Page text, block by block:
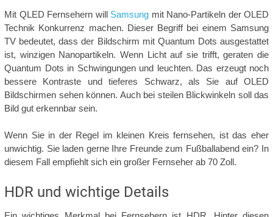
Mit QLED Fernsehern will Samsung mit Nano-Partikeln der OLED
Technik Konkurrenz machen. Dieser Begriff bei einem Samsung
TV bedeutet, dass der Bildschirm mit Quantum Dots ausgestattet
ist, winzigen Nanopartikeln. Wenn Licht auf sie trifft, geraten die
Quantum Dots in Schwingungen und leuchten. Das erzeugt noch
bessere Kontraste und tieferes Schwarz, als Sie auf OLED
Bildschirmen sehen können. Auch bei steilen Blickwinkeln soll das
Bild gut erkennbar sein.
Wenn Sie in der Regel im kleinen Kreis fernsehen, ist das eher
unwichtig. Sie laden gerne Ihre Freunde zum Fußballabend ein? In
diesem Fall empfiehlt sich ein großer Fernseher ab 70 Zoll.
HDR und wichtige Details